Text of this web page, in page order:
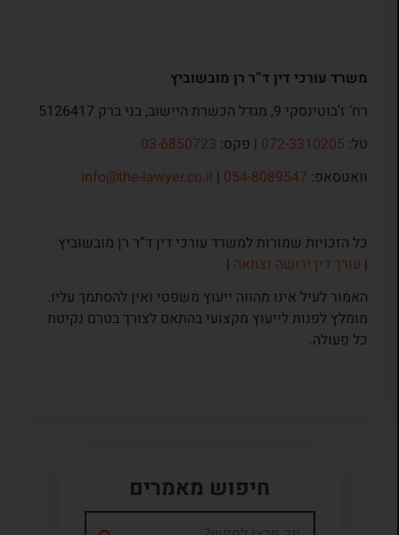
משרד עורכי דין ד”ר רן מובשוביץ
רח’ ז’בוטינסקי 9, מגדל הכשרת היישוב, בני ברק 5126417
טל: 072-3310205| פקס: 03-6850723
וואטסאפ: 054-8089547
|
info@the-lawyer.co.il
כל הזכויות שמורות למשרד עורכי דין ד”ר רן מובשוביץ
| עורך דין ירושה וצוואה|
האמור לעיל אינו מהווה ייעוץ משפטי ואין להסתמך עליו.
מומלץ לפנות לייעוץ מקצועי בהתאם לצורך בטרם נקיטת
כל פעולה.
חיפוש מאמרים